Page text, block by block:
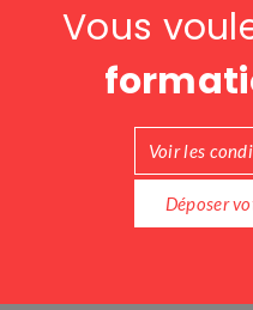
Vous
Voir les
Déposer